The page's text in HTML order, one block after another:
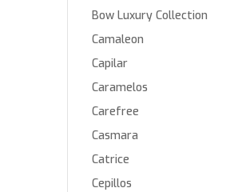
Bow Luxury Collection
Camaleon
Capilar
Caramelos
Carefree
Casmara
Catrice
Cepillos